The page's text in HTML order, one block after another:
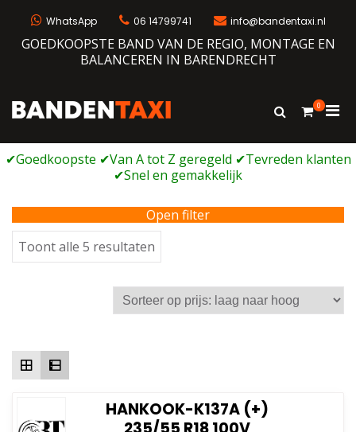
WhatsApp 06 14799741 info@bandentaxi.nl
GOEDKOOPSTE BAND VAN DE REGIO, MONTAGE EN
BALANCEREN IN BARENDRECHT
Bandengarage met eigen webshop
Toon
0
voor
Open filter
Toont alle 5 resultaten
op
prijs:
laag
HANKOOK-K137A (+)